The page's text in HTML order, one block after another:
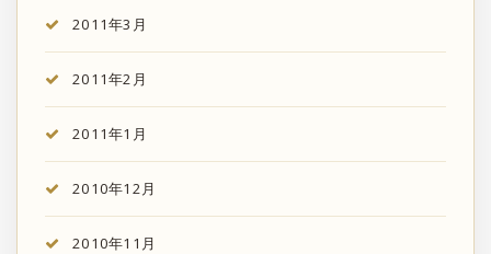
2011年3月
2011年2月
2011年1月
2010年12月
2010年11月